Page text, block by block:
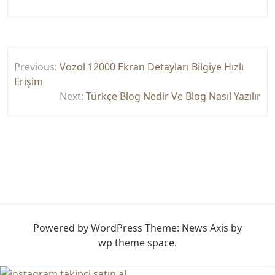
gezinmesi
Previous: Vozol 12000 Ekran Detayları Bilgiye Hızlı
Erişim
Next: Türkçe Blog Nedir Ve Blog Nasıl Yazılır
Powered by WordPress Theme: News Axis by
wp theme space.